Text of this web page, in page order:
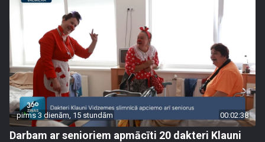
pirms 3 dienām, 15 stundām 00:02:38
Darbam ar senioriem apmācīti 20 dakteri Klauni